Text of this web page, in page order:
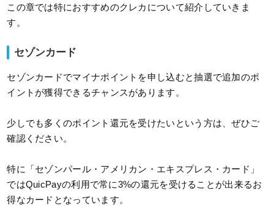
この章では特におすすめのクレカについて紹介していきま
す。
セゾンカード
セゾンカードでマイナポイントを申し込むと抽選で追加のポ
イントが獲得できるチャンスがあります。
少しでも多くのポイント還元を受けたいという方は、ぜひご
確認ください。
特に「セゾンパール・アメリカン・エキスプレス・カード」
ではQuicPayの利用で常に3%の還元を受けることが出来るお
得なカードとなっています。